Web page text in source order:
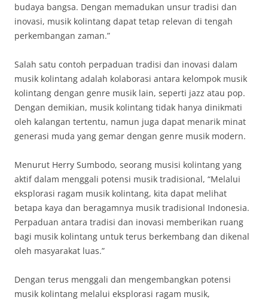
budaya bangsa. Dengan memadukan unsur tradisi dan
inovasi, musik kolintang dapat tetap relevan di tengah
perkembangan zaman.”
Salah satu contoh perpaduan tradisi dan inovasi dalam
musik kolintang adalah kolaborasi antara kelompok musik
kolintang dengan genre musik lain, seperti jazz atau pop.
Dengan demikian, musik kolintang tidak hanya dinikmati
oleh kalangan tertentu, namun juga dapat menarik minat
generasi muda yang gemar dengan genre musik modern.
Menurut Herry Sumbodo, seorang musisi kolintang yang
aktif dalam menggali potensi musik tradisional, “Melalui
eksplorasi ragam musik kolintang, kita dapat melihat
betapa kaya dan beragamnya musik tradisional Indonesia.
Perpaduan antara tradisi dan inovasi memberikan ruang
bagi musik kolintang untuk terus berkembang dan dikenal
oleh masyarakat luas.”
Dengan terus menggali dan mengembangkan potensi
musik kolintang melalui eksplorasi ragam musik,